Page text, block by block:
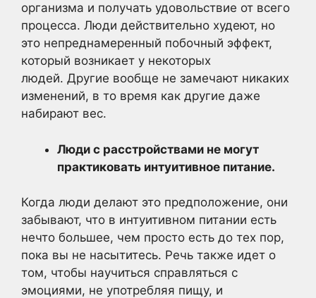
организма и получать удовольствие от всего
процесса. Люди действительно худеют, но
это непреднамеренный побочный эффект,
который возникает у некоторых
людей. Другие вообще не замечают никаких
изменений, в то время как другие даже
набирают вес.
Люди с расстройствами не могут
практиковать интуитивное питание.
Когда люди делают это предположение, они
забывают, что в интуитивном питании есть
нечто большее, чем просто есть до тех пор,
пока вы не насытитесь. Речь также идет о
том, чтобы научиться справляться с
эмоциями, не употребляя пищу, и